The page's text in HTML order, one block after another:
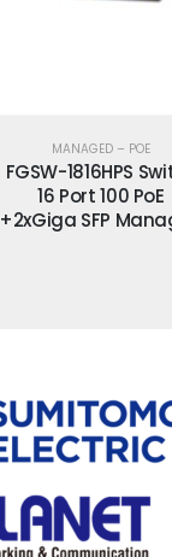
MANAGED – POE
FGSW-
Switch 24 Port 100
+2xGiga SFP